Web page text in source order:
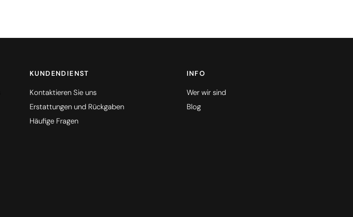
KUNDENDIENST
Kontaktieren Sie uns
Erstattungen und Rückgaben
Häufige Fragen
INFO
Wer wir sind
Blog